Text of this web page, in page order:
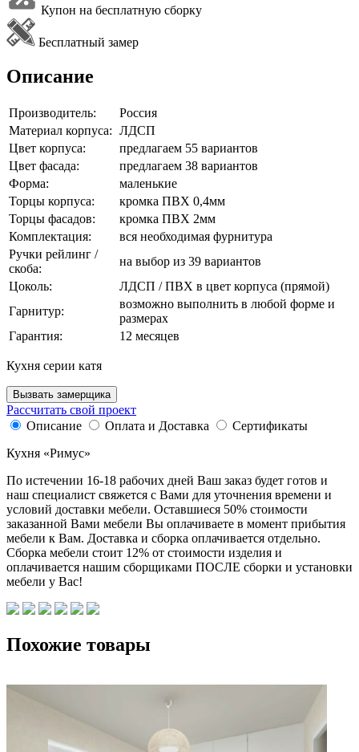
Купон на бесплатную сборку
Бесплатный замер
Описание
Производитель:
Россия
Материал корпуса: ЛДСП
Цвет корпуса:
предлагаем 55 вариантов
Цвет фасада:
предлагаем 38 вариантов
Форма:
маленькие
Торцы корпуса:
кромка ПВХ 0,4мм
Торцы фасадов:
кромка ПВХ 2мм
Комплектация:
вся необходимая фурнитура
Ручки рейлинг /
скоба:
на выбор из 39 вариантов
Цоколь:
ЛДСП / ПВХ в цвет корпуса (прямой)
Гарнитур:
возможно выполнить в любой форме и
размерах
Гарантия:
12 месяцев
Кухня серии катя
Вызвать замерщика
Рассчитать свой проект
Описание
Оплата и Доставка
Сертификаты
Кухня «Римус»
По истечении 16-18 рабочих дней Ваш заказ будет готов и
наш специалист свяжется с Вами для уточнения времени и
условий доставки мебели. Оставшиеся 50% стоимости
заказанной Вами мебели Вы оплачиваете в момент прибытия
мебели к Вам. Доставка и сборка оплачивается отдельно.
Сборка мебели стоит 12% от стоимости изделия и
оплачивается нашим сборщиками ПОСЛЕ сборки и установки
мебели у Вас!
Похожие товары